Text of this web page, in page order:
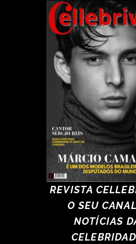
REVISTA
O SEU
NOTÍCIAS